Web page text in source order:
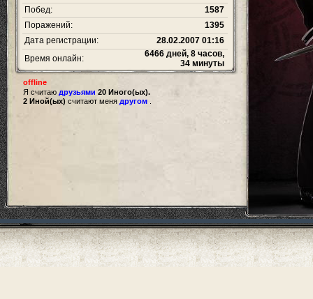
Побед:
1587
Поражений:
1395
Дата регистрации:
28.02.2007 01:16
Время онлайн:
6466 дней, 8 часов,
34 минуты
offline
Я считаю друзьями 20 Иного(ых).
2 Иной(ых) считают меня другом